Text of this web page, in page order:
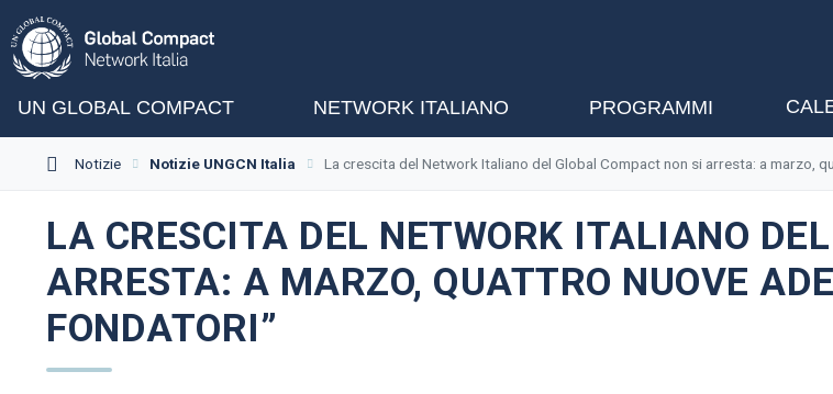
UN GLOBAL COMPACT NETWORK ITALIANO PROGRAMMI
Notizie Notizie UNGCN Italia La crescita del Network Italiano del Global Compact non si arresta: a marzo,
LA CRESCITA DEL NETWORK ITALIANO
ARRESTA: A MARZO, QUATTRO NUOVE
FONDATORI”